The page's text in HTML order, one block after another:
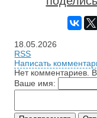
18.05.2026
RSS
Написать
Нет комментариев.
Ваше имя: